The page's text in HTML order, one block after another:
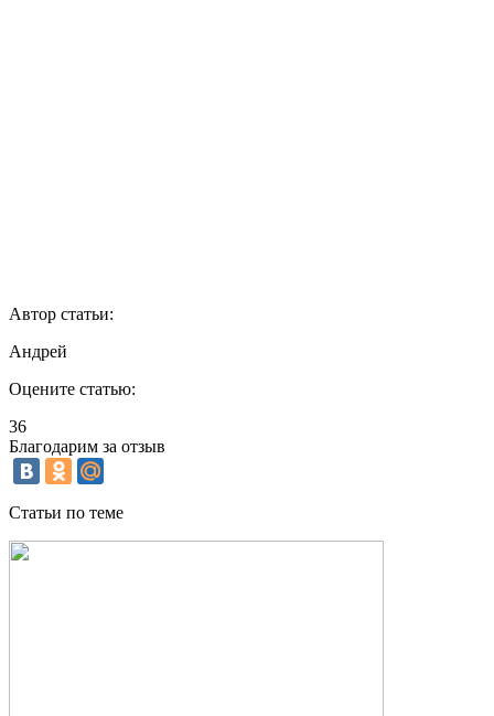
Автор статьи:
Андрей
Оцените статью:
36
Благодарим за отзыв
Статьи по теме